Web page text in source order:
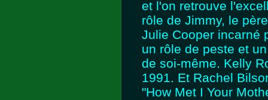
et l'on retrouve
rôle de Jimmy, le
Julie Cooper incarné
un rôle de peste et
de soi-même. Kelly
1991. Et Rachel
"How Met I Your